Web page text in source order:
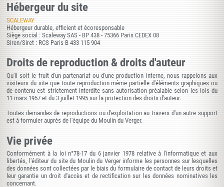
Hébergeur du site
SCALEWAY
Hébergeur durable, efficient et écoresponsable
Siège social : Scaleway SAS - BP 438 - 75366 Paris CEDEX 08
Siren/Siret : RCS Paris B 433 115 904
Droits de reproduction & droits d'auteur
Qu'il soit le fruit d'un partenariat ou d'une production interne, nous rappelons aux
visiteurs du site que toute reproduction même partielle d'éléments graphiques ou
de contenu est strictement interdite sans autorisation préalable selon les lois du
11 mars 1957 et du 3 juillet 1995 sur la protection des droits d'auteur.
Toutes demandes de reproductions ou d'exploitation au travers d'un autre support
est à formuler auprès de l'équipe du Moulin du Verger.
Vie privée
Conformément à la loi n°78-17 du 6 janvier 1978 relative à l'informatique et aux
libertés, l'éditeur du site du Moulin du Verger informe les personnes sur lesquelles
des données sont collectées par le biais du formulaire de contact de leurs droits et
leur garantie un droit d'accès et de rectification sur les données nominatives les
concernant.